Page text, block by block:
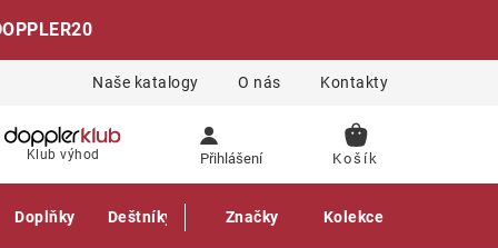
Naše katalogy O nás Kontakty
Klub výhod Přihlášení
NÁKUPNÍ
Doplňky Deštníky Gastro produkty
Značky Kolekce